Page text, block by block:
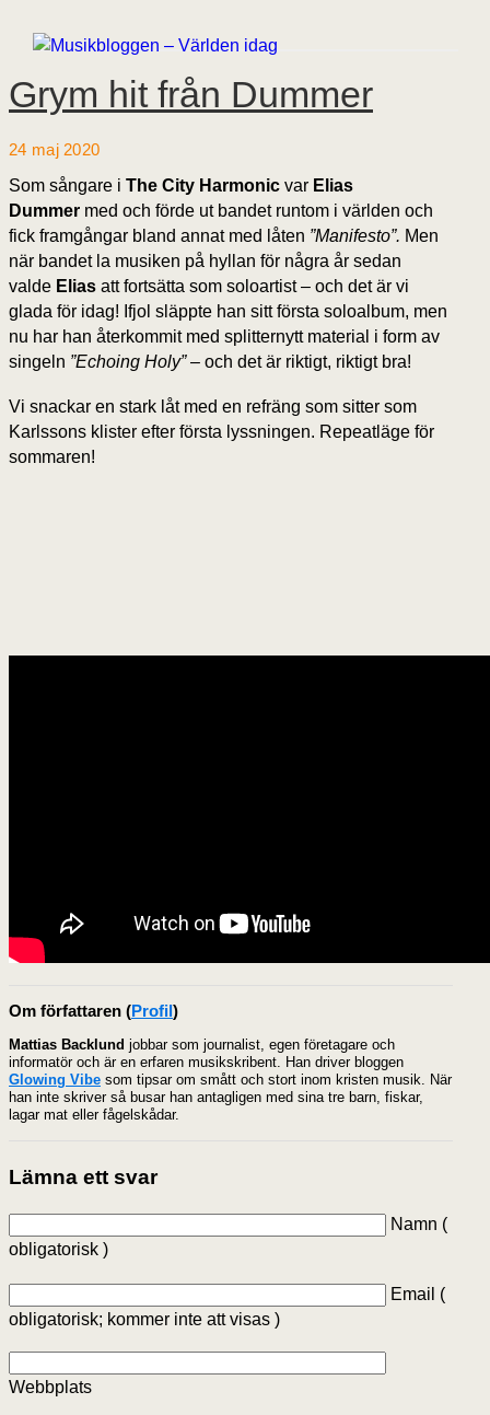
Grym hit från Dummer
24 maj 2020
Som sångare i The City Harmonic var Elias
Dummer med och förde ut bandet runtom i världen och
fick framgångar bland annat med låten ”Manifesto”. Men
när bandet la musiken på hyllan för några år sedan
valde Elias att fortsätta som soloartist – och det är vi
glada för idag! Ifjol släppte han sitt första soloalbum, men
nu har han återkommit med splitternytt material i form av
singeln ”Echoing Holy” – och det är riktigt, riktigt bra!
Vi snackar en stark låt med en refräng som sitter som
Karlssons klister efter första lyssningen. Repeatläge för
sommaren!
Om författaren (Profil)
Mattias Backlund jobbar som journalist, egen företagare och
informatör och är en erfaren musikskribent. Han driver bloggen
Glowing Vibe som tipsar om smått och stort inom kristen musik. När
han inte skriver så busar han antagligen med sina tre barn, fiskar,
lagar mat eller fågelskådar.
Lämna ett svar
Namn (
obligatorisk )
Email (
obligatorisk; kommer inte att visas )
Webbplats